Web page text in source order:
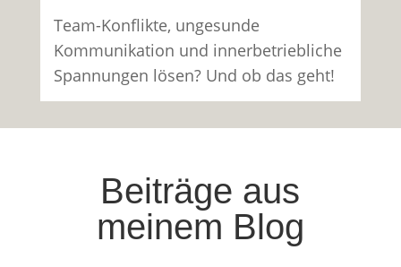
Team-Konflikte, ungesunde
Kommunikation und innerbetriebliche
Spannungen lösen? Und ob das geht!
Beiträge aus
meinem Blog